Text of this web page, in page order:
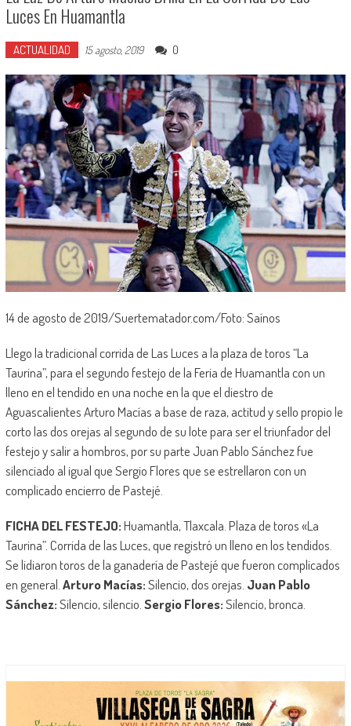
Luces En Huamantla
ACTUALIDAD 15 agosto, 2019 0
14 de agosto de 2019/Suertematador.com/Foto: Saínos
Llego la tradicional corrida de Las Luces a la plaza de toros “La
Taurina”, para el segundo festejo de la Feria de Huamantla con un
lleno en el tendido en una noche en la que el diestro de
Aguascalientes Arturo Macías a base de raza, actitud y sello propio le
corto las dos orejas al segundo de su lote para ser el triunfador del
festejo y salir a hombros, por su parte Juan Pablo Sánchez fue
silenciado al igual que Sergio Flores que se estrellaron con un
complicado encierro de Pastejé.
FICHA DEL FESTEJO:Huamantla, Tlaxcala. Plaza de toros «La
Taurina”. Corrida de las Luces, que registró un lleno en los tendidos.
Se lidiaron toros de la ganadería de Pastejé que fueron complicados
en general. Arturo Macías:Silencio, dos orejas. Juan Pablo
Sánchez:Silencio, silencio. Sergio Flores:Silencio, bronca.